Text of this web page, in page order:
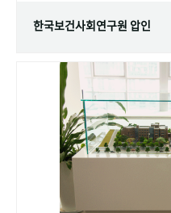
한국보건사회연구원 압인